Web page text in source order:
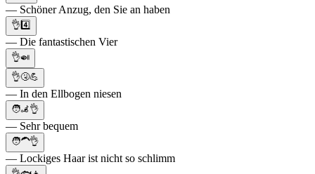
— Schöner Anzug, den Sie an haben
👌4️⃣
— Die fantastischen Vier
👌🍛
👌🤧💪
— In den Ellbogen niesen
🧑‍🦼👌
— Sehr bequem
🧑‍🦱👌
— Lockiges Haar ist nicht so schlimm